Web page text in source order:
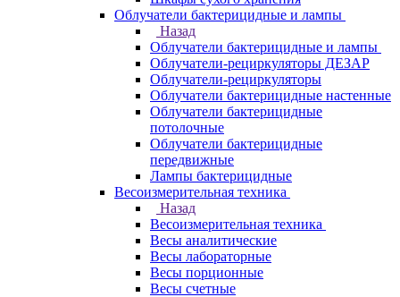
Облучатели бактерицидные и лампы
Назад
Облучатели бактерицидные и лампы
Облучатели-рециркуляторы ДЕЗАР
Облучатели-рециркуляторы
Облучатели бактерицидные настенные
Облучатели бактерицидные
потолочные
Облучатели бактерицидные
передвижные
Лампы бактерицидные
Весоизмерительная техника
Назад
Весоизмерительная техника
Весы аналитические
Весы лабораторные
Весы порционные
Весы счетные